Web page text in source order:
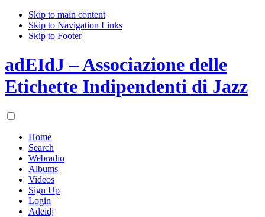
Skip to main content
Skip to Navigation Links
Skip to Footer
adEIdJ – Associazione delle
Etichette Indipendenti di Jazz
Home
Search
Webradio
Albums
Videos
Sign Up
Login
Adeidj